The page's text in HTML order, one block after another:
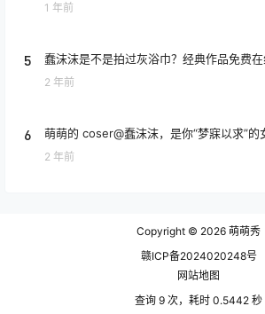
1 年前
5 蠢沫沫是不是拍过灰浴巾？经典作品免费在
2 年前
6 萌萌的 coser@蠢沫沫，是你“梦寐以求”的
2 年前
Copyright © 2026 萌萌秀
赣ICP备2024020248号
网站地图
查询 9 次，耗时 0.5442 秒